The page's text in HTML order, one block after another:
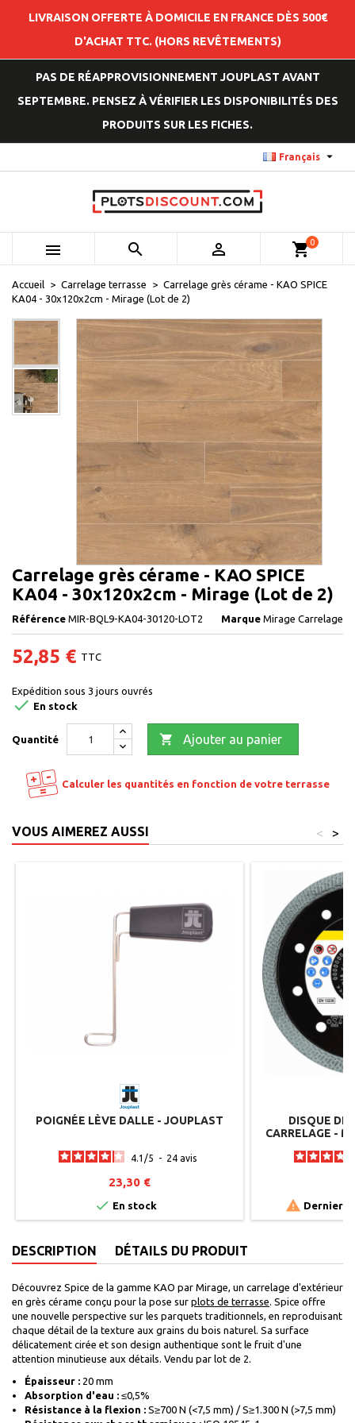
LIVRAISON OFFERTE À DOMICILE EN FRANCE DÈS 500€
D'ACHAT TTC. (HORS REVÊTEMENTS)
PAS DE RÉAPPROVISIONNEMENT JOUPLAST AVANT
SEPTEMBRE. PENSEZ À VÉRIFIER LES DISPONIBILITÉS DES
PRODUITS SUR LES FICHES.
Français 
   shopping_cart0
Accueil Carrelage terrasse
Carrelage grès cérame - KAO SPICE
KA04 - 30x120x2cm - Mirage (Lot de 2)
Carrelage grès cérame - KAO SPICE
KA04 - 30x120x2cm - Mirage (Lot de 2)
Référence MIR-BQL9-KA04-30120-LOT2 Marque Mirage Carrelage
52,85 € TTC
Expédition sous 3 jours ouvrés
 En stock
Quantité  Ajouter au panier
Calculer les quantités en fonction de votre terrasse
VOUS AIMEREZ AUSSI >
<
POIGNÉE LÈVE DALLE - JOUPLAST
4.1 /5 - 24 avis
23,30 €
 En stock
DISQUE
CARRELAGE -
 Derniers
DESCRIPTION DÉTAILS DU PRODUIT
Découvrez Spice de la gamme KAO par Mirage, un carrelage d'extérieur
en grès cérame conçu pour la pose sur plots de terrasse . Spice offre
une nouvelle perspective sur les parquets traditionnels, en reproduisant
chaque détail de la texture aux grains du bois naturel. Sa surface
délicatement cirée et son design authentique sont le fruit d'une
attention minutieuse aux détails. Vendu par lot de 2.
Épaisseur : 20 mm
Absorption d'eau : ≤0,5%
Résistance à la flexion : S≥700 N (<7,5 mm) / S≥1.300 N (>7,5 mm)